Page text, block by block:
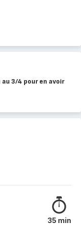
3/4 pour en avoir
35 min